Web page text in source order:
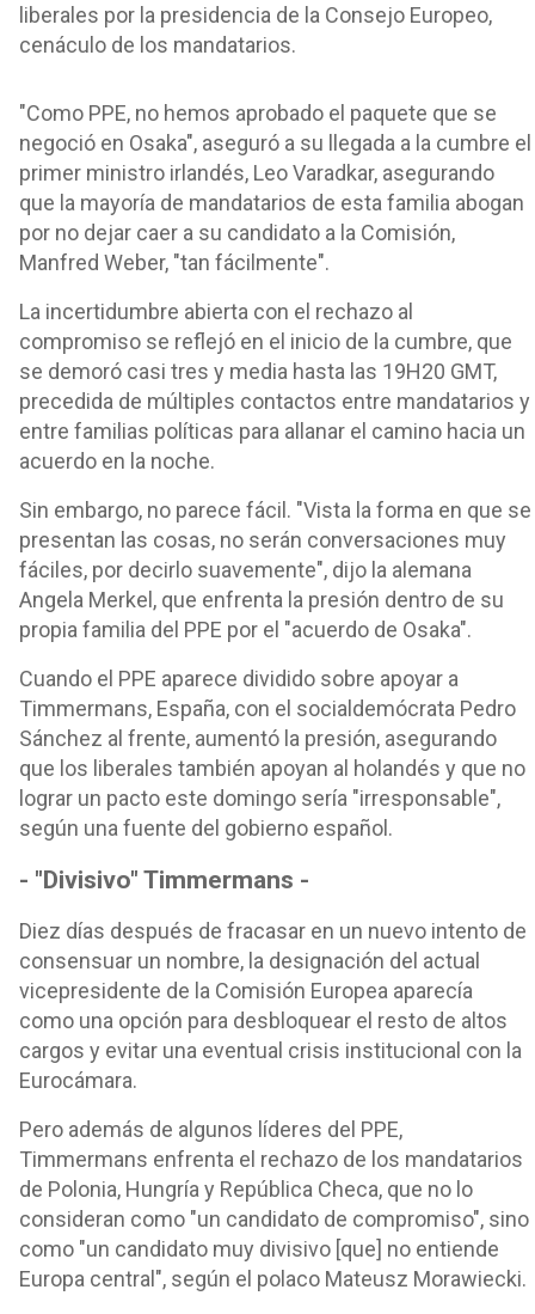
liberales por la presidencia de la Consejo Europeo,
cenáculo de los mandatarios.
"Como PPE, no hemos aprobado el paquete que se
negoció en Osaka", aseguró a su llegada a la cumbre el
primer ministro irlandés, Leo Varadkar, asegurando
que la mayoría de mandatarios de esta familia abogan
por no dejar caer a su candidato a la Comisión,
Manfred Weber, "tan fácilmente".
La incertidumbre abierta con el rechazo al
compromiso se reflejó en el inicio de la cumbre, que
se demoró casi tres y media hasta las 19H20 GMT,
precedida de múltiples contactos entre mandatarios y
entre familias políticas para allanar el camino hacia un
acuerdo en la noche.
Sin embargo, no parece fácil. "Vista la forma en que se
presentan las cosas, no serán conversaciones muy
fáciles, por decirlo suavemente", dijo la alemana
Angela Merkel, que enfrenta la presión dentro de su
propia familia del PPE por el "acuerdo de Osaka".
Cuando el PPE aparece dividido sobre apoyar a
Timmermans, España, con el socialdemócrata Pedro
Sánchez al frente, aumentó la presión, asegurando
que los liberales también apoyan al holandés y que no
lograr un pacto este domingo sería "irresponsable",
según una fuente del gobierno español.
- "Divisivo" Timmermans -
Diez días después de fracasar en un nuevo intento de
consensuar un nombre, la designación del actual
vicepresidente de la Comisión Europea aparecía
como una opción para desbloquear el resto de altos
cargos y evitar una eventual crisis institucional con la
Eurocámara.
Pero además de algunos líderes del PPE,
Timmermans enfrenta el rechazo de los mandatarios
de Polonia, Hungría y República Checa, que no lo
consideran como "un candidato de compromiso", sino
como "un candidato muy divisivo [que] no entiende
Europa central", según el polaco Mateusz Morawiecki.